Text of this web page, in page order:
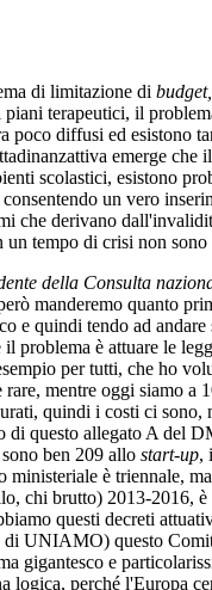
di limitazione di budget,
terapeutici, il
poco diffusi ed esistono
emerge che il
scolastici, esistono
un vero
derivano
tempo di crisi non
della Consulta
manderemo quanto
quindi tendo ad andare
problema è attuare le
per tutti, che ho
mentre oggi siamo
quindi i costi ci sono,
questo allegato A del
ben 209 allo start-up,
è triennale,
chi brutto) 2013-2016,
questi decreti
UNIAMO) questo
gigantesco e
perché l'Europa